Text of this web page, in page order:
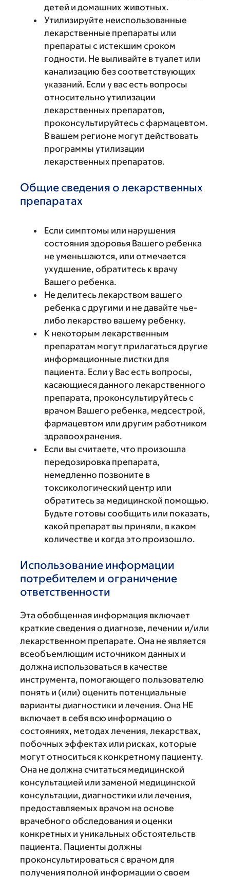
детей и домашних животных.
Утилизируйте неиспользованные
лекарственные препараты или
препараты с истекшим сроком
годности. Не выливайте в туалет или
канализацию без соответствующих
указаний. Если у вас есть вопросы
относительно утилизации
лекарственных препаратов,
проконсультируйтесь с фармацевтом.
В вашем регионе могут действовать
программы утилизации
лекарственных препаратов.
Общие сведения о лекарственных
препаратах
Если симптомы или нарушения
состояния здоровья Вашего ребенка
не уменьшаются, или отмечается
ухудшение, обратитесь к врачу
Вашего ребенка.
Не делитесь лекарством вашего
ребенка с другими и не давайте чье-
либо лекарство вашему ребенку.
К некоторым лекарственным
препаратам могут прилагаться другие
информационные листки для
пациента. Если у Вас есть вопросы,
касающиеся данного лекарственного
препарата, проконсультируйтесь с
врачом Вашего ребенка, медсестрой,
фармацевтом или другим работником
здравоохранения.
Если вы считаете, что произошла
передозировка препарата,
немедленно позвоните в
токсикологический центр или
обратитесь за медицинской помощью.
Будьте готовы сообщить или показать,
какой препарат вы приняли, в каком
количестве и когда это произошло.
Использование информации
потребителем и ограничение
ответственности
Эта обобщенная информация включает
краткие сведения о диагнозе, лечении и/или
лекарственном препарате. Она не является
всеобъемлющим источником данных и
должна использоваться в качестве
инструмента, помогающего пользователю
понять и (или) оценить потенциальные
варианты диагностики и лечения. Она НЕ
включает в себя всю информацию о
состояниях, методах лечения, лекарствах,
побочных эффектах или рисках, которые
могут относиться к конкретному пациенту.
Она не должна считаться медицинской
консультацией или заменой медицинской
консультации, диагностики или лечения,
предоставляемых врачом на основе
врачебного обследования и оценки
конкретных и уникальных обстоятельств
пациента. Пациенты должны
проконсультироваться с врачом для
получения полной информации о своем